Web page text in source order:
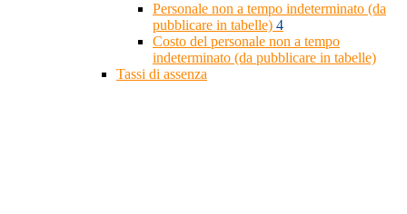
Personale non a tempo indeterminato (da
pubblicare in tabelle) 4
Costo del personale non a tempo
indeterminato (da pubblicare in tabelle)
Tassi di assenza